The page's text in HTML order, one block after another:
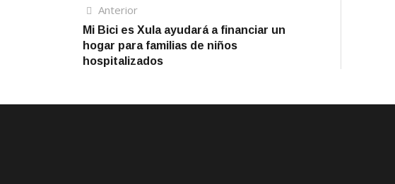
Navegación
de
entradas
AnteriorArtículo
anterior
Mi Bici es Xula ayudará a financiar un
hogar para familias de niños
hospitalizados